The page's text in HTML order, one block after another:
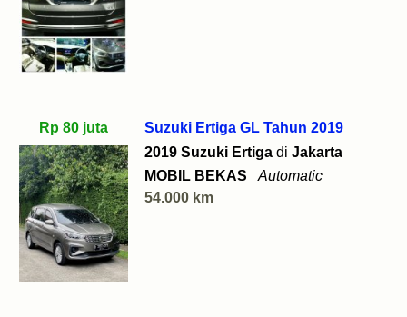
Rp 80 juta
Suzuki Ertiga GL Tahun 2019
2019 Suzuki Ertiga di Jakarta
MOBIL BEKAS
Automatic
54.000 km